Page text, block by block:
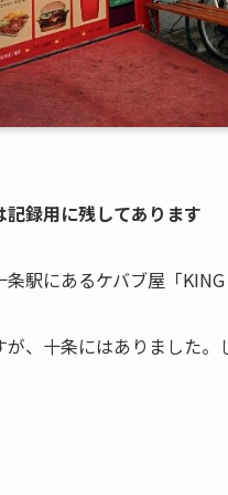
録用に残してあります
駅にあるケバブ屋「
、十条にはありました。